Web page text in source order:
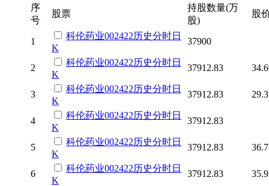
序
号
股票
持股数量(万
股)
股
1
科伦药业002422历史分时日
K
37900
2
科伦药业002422历史分时日
K
37912.83
3
科伦药业002422历史分时日
K
37912.83
4
科伦药业002422历史分时日
K
37912.83
5
科伦药业002422历史分时日
K
37912.83
6
科伦药业002422历史分时日
K
37912.83